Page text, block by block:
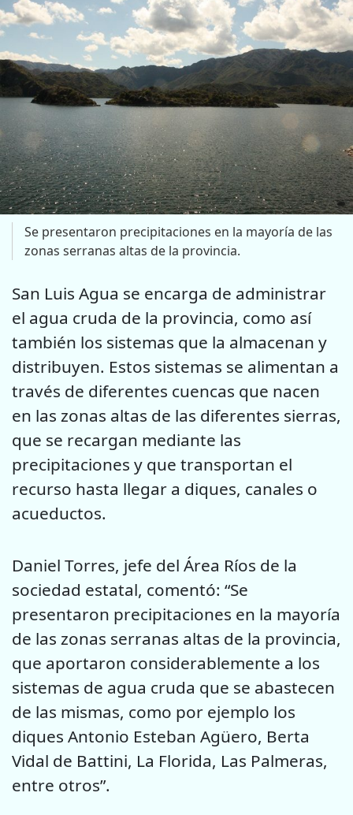
Se presentaron precipitaciones en la mayoría de las
zonas serranas altas de la provincia.
San Luis Agua se encarga de administrar
el agua cruda de la provincia, como así
también los sistemas que la almacenan y
distribuyen. Estos sistemas se alimentan a
través de diferentes cuencas que nacen
en las zonas altas de las diferentes sierras,
que se recargan mediante las
precipitaciones y que transportan el
recurso hasta llegar a diques, canales o
acueductos.
Daniel Torres, jefe del Área Ríos de la
sociedad estatal, comentó: “Se
presentaron precipitaciones en la mayoría
de las zonas serranas altas de la provincia,
que aportaron considerablemente a los
sistemas de agua cruda que se abastecen
de las mismas, como por ejemplo los
diques Antonio Esteban Agüero, Berta
Vidal de Battini, La Florida, Las Palmeras,
entre otros”.